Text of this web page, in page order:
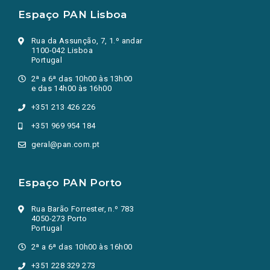
Espaço PAN Lisboa
Rua da Assunção, 7, 1.º andar
1100-042 Lisboa
Portugal
2ª a 6ª das 10h00 às 13h00
e das 14h00 às 16h00
+351 213 426 226
+351 969 954 184
geral@pan.com.pt
Espaço PAN Porto
Rua Barão Forrester, n.º 783
4050-273 Porto
Portugal
2ª a 6ª das 10h00 às 16h00
+351 228 329 273